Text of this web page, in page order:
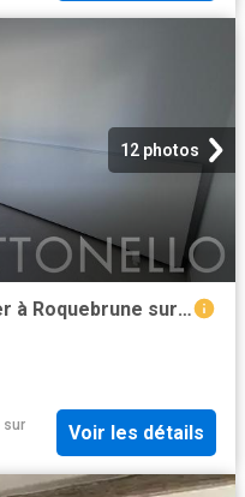
12 photos
Maison 4 pièces, 88 m² à louer à Roquebrune sur Argens 83520
sur
Voir les détails